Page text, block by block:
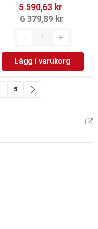
5 590,63 kr‎
6 379,89 kr‎
Lägg i varukorg
page
Sida
5